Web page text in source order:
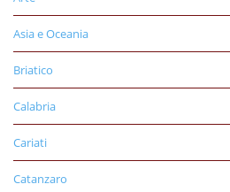
Asia e Oceania
Briatico
Calabria
Cariati
Catanzaro